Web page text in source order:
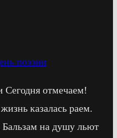
поэзии
отмечаем!
казалась раем.
на душу льют